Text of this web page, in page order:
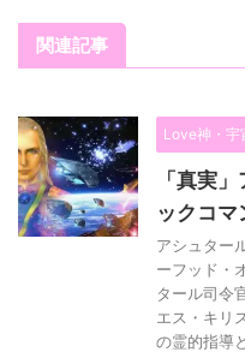
関連記事
Love神・宇
「真実
ックコ
アシュター
ーフッド・
タール司令
エス・キリ
の霊的指導